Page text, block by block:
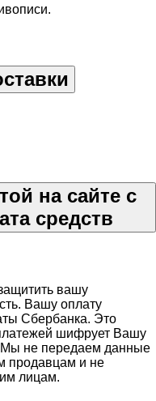
на сайте с
средств
вашу
Вашу оплату
Сбербанка. Это
шифрует Вашу
не передаем данные
продавцам и не
лицам.